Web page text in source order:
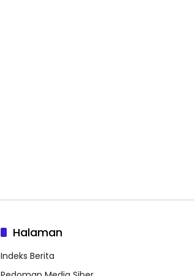
Halaman
Indeks Berita